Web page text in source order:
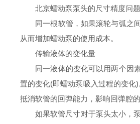
北京蠕动泵泵头的尺寸精度问题
同一根软管，如果滚轮与弧之间
从而增加蠕动泵的使用成本。
传输液体的变化量
同一液体的变化可以用两个因素
置的变化(即蠕动泵吸入过程的变
抵消软管的回弹能力，影响回弹腔的
如果软管尺寸对于泵头太小，泵